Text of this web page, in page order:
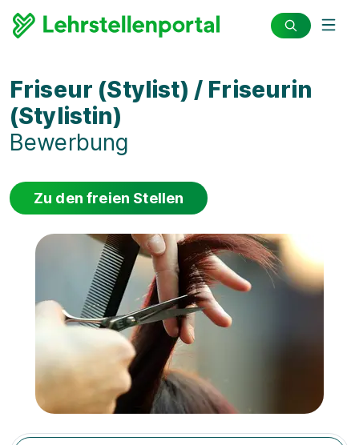
Friseur (Stylist) / Friseurin
(Stylistin)
Bewerbung
Zu den freien Stellen